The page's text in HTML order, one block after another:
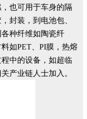
也可用于车身的隔
封装，到电池包、
种纤维如陶瓷纤
如PET、PI膜，热熔
中的设备，如超临
产业链人士加入。